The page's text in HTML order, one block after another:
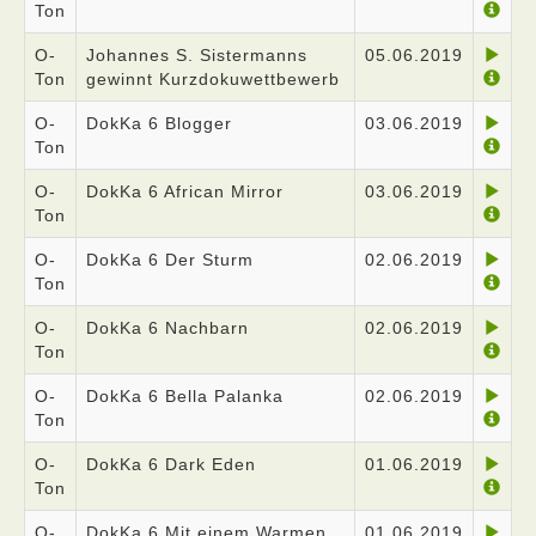
Ton
O-
Ton
Johannes S. Sistermanns
gewinnt Kurzdokuwettbewerb
05.06.2019
O-
Ton
DokKa 6 Blogger 03.06.2019
O-
Ton
DokKa 6 African Mirror 03.06.2019
O-
Ton
DokKa 6 Der Sturm 02.06.2019
O-
Ton
DokKa 6 Nachbarn 02.06.2019
O-
Ton
DokKa 6 Bella Palanka 02.06.2019
O-
Ton
DokKa 6 Dark Eden 01.06.2019